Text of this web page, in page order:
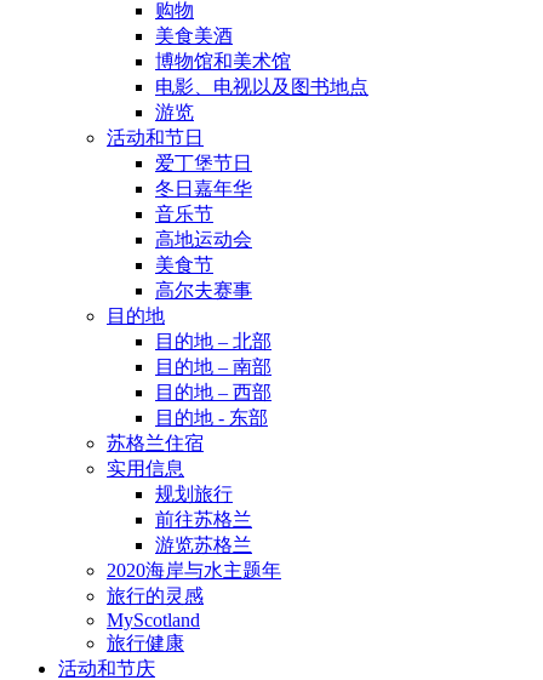
购物
美食美酒
博物馆和美术馆
电影、电视以及图书地点
游览
活动和节日
爱丁堡节日
冬日嘉年华
音乐节
高地运动会
美食节
高尔夫赛事
目的地
目的地 – 北部
目的地 – 南部
目的地 – 西部
目的地 - 东部
苏格兰住宿
实用信息
规划旅行
前往苏格兰
游览苏格兰
2020海岸与水主题年
旅行的灵感
MyScotland
旅行健康
活动和节庆